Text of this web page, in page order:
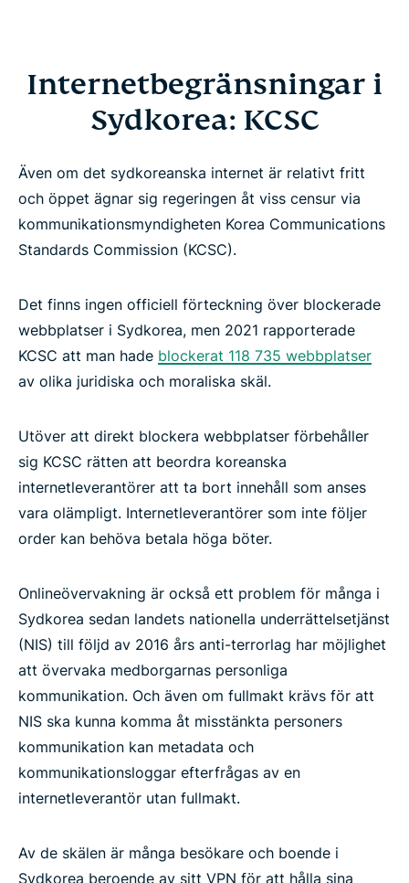
Internetbegränsningar i
Sydkorea: KCSC
Även om det sydkoreanska internet är relativt fritt
och öppet ägnar sig regeringen åt viss censur via
kommunikationsmyndigheten Korea Communications
Standards Commission (KCSC).
Det finns ingen officiell förteckning över blockerade
webbplatser i Sydkorea, men 2021 rapporterade
KCSC att man hade blockerat 118 735 webbplatser
av olika juridiska och moraliska skäl.
Utöver att direkt blockera webbplatser förbehåller
sig KCSC rätten att beordra koreanska
internetleverantörer att ta bort innehåll som anses
vara olämpligt. Internetleverantörer som inte följer
order kan behöva betala höga böter.
Onlineövervakning är också ett problem för många i
Sydkorea sedan landets nationella underrättelsetjänst
(NIS) till följd av 2016 års anti-terrorlag har möjlighet
att övervaka medborgarnas personliga
kommunikation. Och även om fullmakt krävs för att
NIS ska kunna komma åt misstänkta personers
kommunikation kan metadata och
kommunikationsloggar efterfrågas av en
internetleverantör utan fullmakt.
Av de skälen är många besökare och boende i
Sydkorea beroende av sitt VPN för att hålla sina